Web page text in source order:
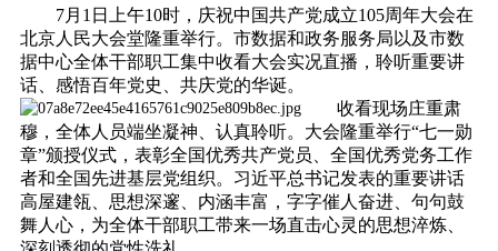
7月1日上午10时，庆祝中国共产党成立105周年大会在
北京人民大会堂隆重举行。市数据和政务服务局以及市数
据中心全体干部职工集中收看大会实况直播，聆听重要讲
话、感悟百年党史、共庆党的华诞。
收看现场庄重肃
穆，全体人员端坐凝神、认真聆听。大会隆重举行“七一勋
章”颁授仪式，表彰全国优秀共产党员、全国优秀党务工作
者和全国先进基层党组织。习近平总书记发表的重要讲话
高屋建瓴、思想深邃、内涵丰富，字字催人奋进、句句鼓
舞人心，为全体干部职工带来一场直击心灵的思想淬炼、